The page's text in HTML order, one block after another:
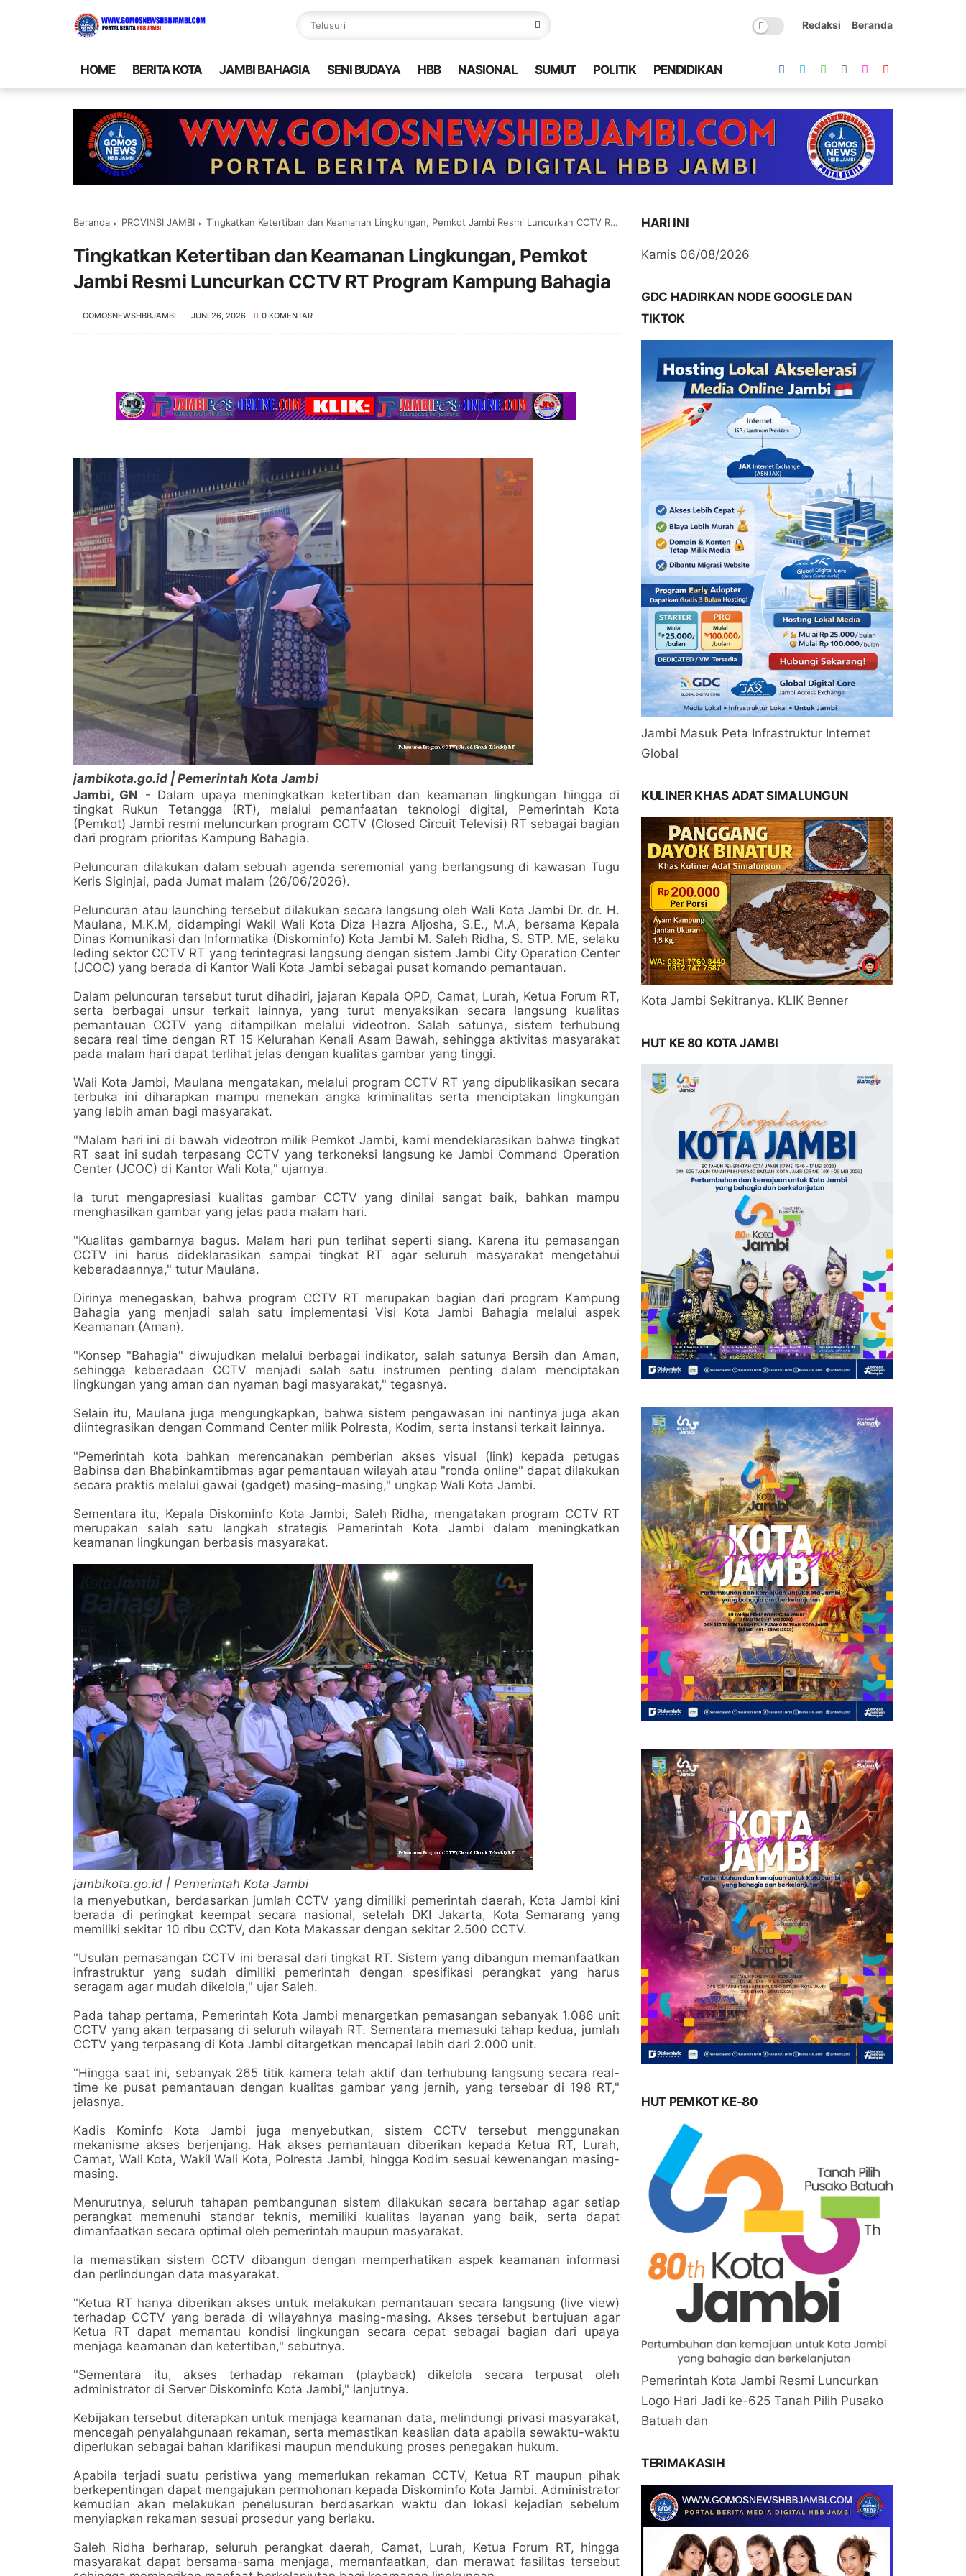
Redaksi Beranda
HOME BERITA KOTA JAMBI BAHAGIA SENI BUDAYA HBB NASIONAL SUMUT POLITIK PENDIDIKAN
Beranda PROVINSI JAMBI Tingkatkan Ketertiban dan Keamanan Lingkungan, Pemkot Jambi Resmi Luncurkan CCTV RT Program Kampung Bahagia
Tingkatkan Ketertiban dan Keamanan Lingkungan, Pemkot
Jambi Resmi Luncurkan CCTV RT Program Kampung Bahagia
GOMOSNEWSHBBJAMBI JUNI 26, 2026 0 KOMENTAR
jambikota.go.id | Pemerintah Kota Jambi
Jambi, GN - Dalam upaya meningkatkan ketertiban dan keamanan lingkungan hingga di
tingkat Rukun Tetangga (RT), melalui pemanfaatan teknologi digital, Pemerintah Kota
(Pemkot) Jambi resmi meluncurkan program CCTV (Closed Circuit Televisi) RT sebagai bagian
dari program prioritas Kampung Bahagia.
Peluncuran dilakukan dalam sebuah agenda seremonial yang berlangsung di kawasan Tugu
Keris Siginjai, pada Jumat malam (26/06/2026).
Peluncuran atau launching tersebut dilakukan secara langsung oleh Wali Kota Jambi Dr. dr. H.
Maulana, M.K.M, didampingi Wakil Wali Kota Diza Hazra Aljosha, S.E., M.A, bersama Kepala
Dinas Komunikasi dan Informatika (Diskominfo) Kota Jambi M. Saleh Ridha, S. STP. ME, selaku
leding sektor CCTV RT yang terintegrasi langsung dengan sistem Jambi City Operation Center
(JCOC) yang berada di Kantor Wali Kota Jambi sebagai pusat komando pemantauan.
Dalam peluncuran tersebut turut dihadiri, jajaran Kepala OPD, Camat, Lurah, Ketua Forum RT,
serta berbagai unsur terkait lainnya, yang turut menyaksikan secara langsung kualitas
pemantauan CCTV yang ditampilkan melalui videotron. Salah satunya, sistem terhubung
secara real time dengan RT 15 Kelurahan Kenali Asam Bawah, sehingga aktivitas masyarakat
pada malam hari dapat terlihat jelas dengan kualitas gambar yang tinggi.
Wali Kota Jambi, Maulana mengatakan, melalui program CCTV RT yang dipublikasikan secara
terbuka ini diharapkan mampu menekan angka kriminalitas serta menciptakan lingkungan
yang lebih aman bagi masyarakat.
"Malam hari ini di bawah videotron milik Pemkot Jambi, kami mendeklarasikan bahwa tingkat
RT saat ini sudah terpasang CCTV yang terkoneksi langsung ke Jambi Command Operation
Center (JCOC) di Kantor Wali Kota," ujarnya.
Ia turut mengapresiasi kualitas gambar CCTV yang dinilai sangat baik, bahkan mampu
menghasilkan gambar yang jelas pada malam hari.
"Kualitas gambarnya bagus. Malam hari pun terlihat seperti siang. Karena itu pemasangan
CCTV ini harus dideklarasikan sampai tingkat RT agar seluruh masyarakat mengetahui
keberadaannya," tutur Maulana.
Dirinya menegaskan, bahwa program CCTV RT merupakan bagian dari program Kampung
Bahagia yang menjadi salah satu implementasi Visi Kota Jambi Bahagia melalui aspek
Keamanan (Aman).
"Konsep "Bahagia" diwujudkan melalui berbagai indikator, salah satunya Bersih dan Aman,
sehingga keberadaan CCTV menjadi salah satu instrumen penting dalam menciptakan
lingkungan yang aman dan nyaman bagi masyarakat," tegasnya.
Selain itu, Maulana juga mengungkapkan, bahwa sistem pengawasan ini nantinya juga akan
diintegrasikan dengan Command Center milik Polresta, Kodim, serta instansi terkait lainnya.
"Pemerintah kota bahkan merencanakan pemberian akses visual (link) kepada petugas
Babinsa dan Bhabinkamtibmas agar pemantauan wilayah atau "ronda online" dapat dilakukan
secara praktis melalui gawai (gadget) masing-masing," ungkap Wali Kota Jambi.
Sementara itu, Kepala Diskominfo Kota Jambi, Saleh Ridha, mengatakan program CCTV RT
merupakan salah satu langkah strategis Pemerintah Kota Jambi dalam meningkatkan
keamanan lingkungan berbasis masyarakat.
jambikota.go.id | Pemerintah Kota Jambi
Ia menyebutkan, berdasarkan jumlah CCTV yang dimiliki pemerintah daerah, Kota Jambi kini
berada di peringkat keempat secara nasional, setelah DKI Jakarta, Kota Semarang yang
memiliki sekitar 10 ribu CCTV, dan Kota Makassar dengan sekitar 2.500 CCTV.
"Usulan pemasangan CCTV ini berasal dari tingkat RT. Sistem yang dibangun memanfaatkan
infrastruktur yang sudah dimiliki pemerintah dengan spesifikasi perangkat yang harus
seragam agar mudah dikelola," ujar Saleh.
Pada tahap pertama, Pemerintah Kota Jambi menargetkan pemasangan sebanyak 1.086 unit
CCTV yang akan terpasang di seluruh wilayah RT. Sementara memasuki tahap kedua, jumlah
CCTV yang terpasang di Kota Jambi ditargetkan mencapai lebih dari 2.000 unit.
"Hingga saat ini, sebanyak 265 titik kamera telah aktif dan terhubung langsung secara real-
time ke pusat pemantauan dengan kualitas gambar yang jernih, yang tersebar di 198 RT,"
jelasnya.
Kadis Kominfo Kota Jambi juga menyebutkan, sistem CCTV tersebut menggunakan
mekanisme akses berjenjang. Hak akses pemantauan diberikan kepada Ketua RT, Lurah,
Camat, Wali Kota, Wakil Wali Kota, Polresta Jambi, hingga Kodim sesuai kewenangan masing-
masing.
Menurutnya, seluruh tahapan pembangunan sistem dilakukan secara bertahap agar setiap
perangkat memenuhi standar teknis, memiliki kualitas layanan yang baik, serta dapat
dimanfaatkan secara optimal oleh pemerintah maupun masyarakat.
Ia memastikan sistem CCTV dibangun dengan memperhatikan aspek keamanan informasi
dan perlindungan data masyarakat.
"Ketua RT hanya diberikan akses untuk melakukan pemantauan secara langsung (live view)
terhadap CCTV yang berada di wilayahnya masing-masing. Akses tersebut bertujuan agar
Ketua RT dapat memantau kondisi lingkungan secara cepat sebagai bagian dari upaya
menjaga keamanan dan ketertiban," sebutnya.
"Sementara itu, akses terhadap rekaman (playback) dikelola secara terpusat oleh
administrator di Server Diskominfo Kota Jambi," lanjutnya.
Kebijakan tersebut diterapkan untuk menjaga keamanan data, melindungi privasi masyarakat,
mencegah penyalahgunaan rekaman, serta memastikan keaslian data apabila sewaktu-waktu
diperlukan sebagai bahan klarifikasi maupun mendukung proses penegakan hukum.
Apabila terjadi suatu peristiwa yang memerlukan rekaman CCTV, Ketua RT maupun pihak
berkepentingan dapat mengajukan permohonan kepada Diskominfo Kota Jambi. Administrator
kemudian akan melakukan penelusuran berdasarkan waktu dan lokasi kejadian sebelum
menyiapkan rekaman sesuai prosedur yang berlaku.
Saleh Ridha berharap, seluruh perangkat daerah, Camat, Lurah, Ketua Forum RT, hingga
masyarakat dapat bersama-sama menjaga, memanfaatkan, dan merawat fasilitas tersebut
HARI INI
Kamis 06/08/2026
GDC HADIRKAN NODE GOOGLE DAN
TIKTOK
Jambi Masuk Peta Infrastruktur Internet
Global
KULINER KHAS ADAT SIMALUNGUN
Kota Jambi Sekitranya. KLIK Benner
HUT KE 80 KOTA JAMBI
HUT PEMKOT KE-80
Pemerintah Kota Jambi Resmi Luncurkan
Logo Hari Jadi ke-625 Tanah Pilih Pusako
Batuah dan
TERIMAKASIH